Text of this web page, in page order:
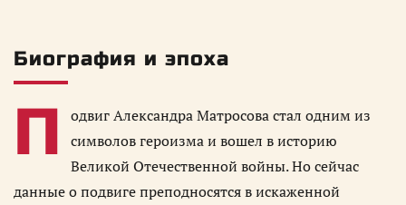
Биография и эпоха
П
одвиг Александра Матросова стал одним из
символов героизма и вошел в историю
Великой Отечественной войны. Но сейчас
данные о подвиге преподносятся в искаженной